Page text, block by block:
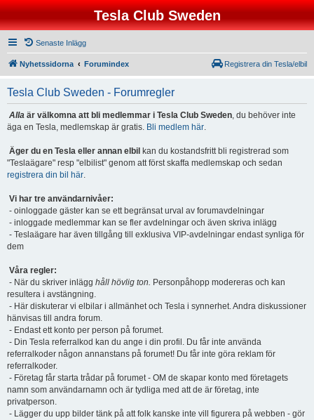
Tesla Club Sweden
Senaste Inlägg
Nyhetssidorna Forumindex Registrera din Tesla/elbil
Tesla Club Sweden - Forumregler
Alla är välkomna att bli medlemmar i Tesla Club Sweden, du behöver inte
äga en Tesla, medlemskap är gratis. Bli medlem här.
Äger du en Tesla eller annan elbil kan du kostandsfritt bli registrerad som
"Teslaägare" resp "elbilist" genom att först skaffa medlemskap och sedan
registrera din bil här.
Vi har tre användarnivåer:
- oinloggade gäster kan se ett begränsat urval av forumavdelningar
- inloggade medlemmar kan se fler avdelningar och även skriva inlägg
- Teslaägare har även tillgång till exklusiva VIP-avdelningar endast synliga för
dem
Våra regler:
- När du skriver inlägg håll hövlig ton. Personpåhopp modereras och kan
resultera i avstängning.
- Här diskuterar vi elbilar i allmänhet och Tesla i synnerhet. Andra diskussioner
hänvisas till andra forum.
- Endast ett konto per person på forumet.
- Din Tesla referralkod kan du ange i din profil. Du får inte använda
referralkoder någon annanstans på forumet! Du får inte göra reklam för
referralkoder.
- Företag får starta trådar på forumet - OM de skapar konto med företagets
namn som användarnamn och är tydliga med att de är företag, inte
privatperson.
- Lägger du upp bilder tänk på att folk kanske inte vill figurera på webben - gör